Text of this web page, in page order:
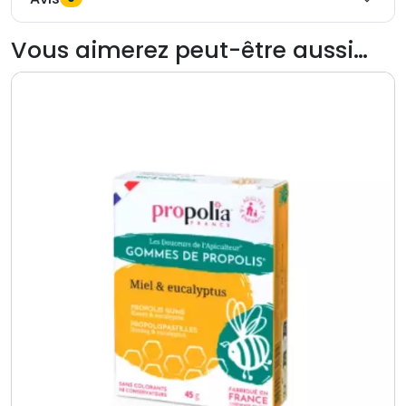
Vous aimerez peut-être aussi…